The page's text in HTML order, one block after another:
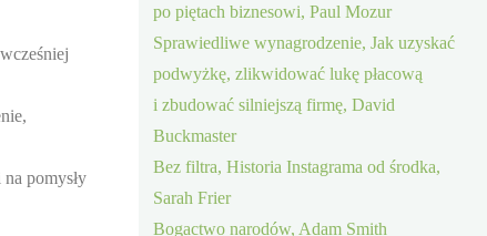
pomysły
po piętach biznesowi, Paul Mozur
Sprawiedliwe wynagrodzenie, Jak uzyskać
podwyżkę, zlikwidować lukę płacową
i zbudować silniejszą firmę, David
Buckmaster
Bez filtra, Historia Instagrama od środka,
Sarah Frier
Bogactwo narodów, Adam Smith